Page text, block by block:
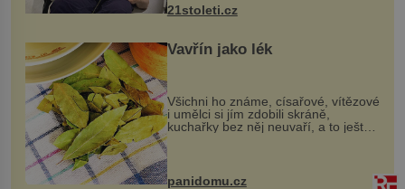
21stoleti.cz
Vavřín jako lék
Všichni ho známe, císařové, vítězové
i umělci si jím zdobili skráně,
kuchařky bez něj neuvaří, a to ještě
nevíte, že bobkový list může výrazně
zmírnit některé naše neduhy.
Obsahuje v malém množství ně...
panidomu.cz